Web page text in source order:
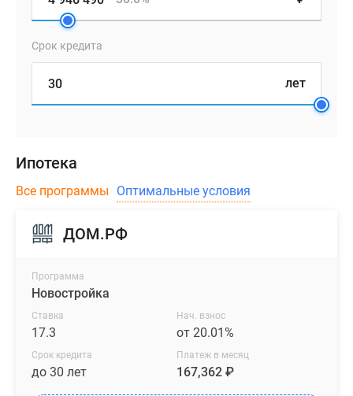
Коттеджные
Ленинградской
Готовые
Строящиеся
поселки
поселки
Коттеджные
поселки
водоема
Коттеджные
Срок кредита
лет
Ипотека
Все программы Оптимальные условия
ДОМ.РФ
Программа
Новостройка
Ставка
17.3
Нач. взнос
от 20.01%
Срок кредита
до 30 лет
Платеж в месяц
167,362 ₽